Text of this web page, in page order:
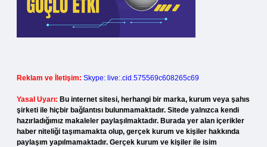
Reklam ve İletişim: Skype: live:.cid.575569c608265c69
Yasal Uyarı: Bu internet sitesi, herhangi bir marka, kurum veya şahıs
şirketi ile hiçbir bağlantısı bulunmamaktadır. Sitede yalnızca kendi
hazırladığımız makaleler paylaşılmaktadır. Burada yer alan içerikler
haber niteliği taşımamakta olup, gerçek kurum ve kişiler hakkında
paylaşım yapılmamaktadır. Gerçek kurum ve kişiler ile isim